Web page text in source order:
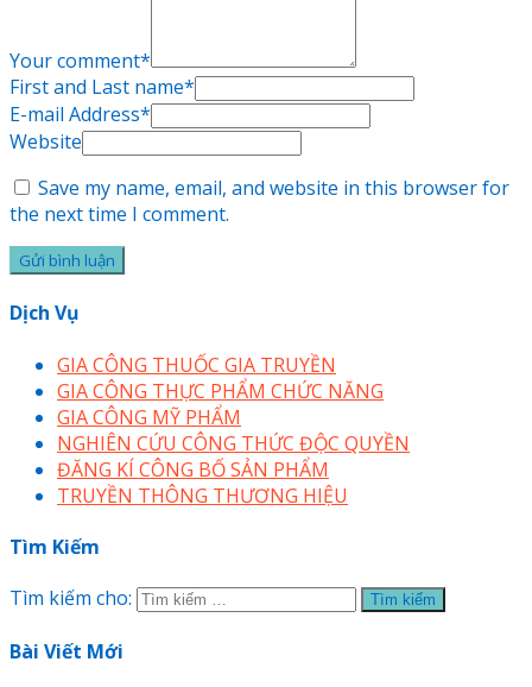
Your comment*
First and Last name*
E-mail Address*
Website
Save my name, email, and website in this browser for
the next time I comment.
Dịch Vụ
GIA CÔNG THUỐC GIA TRUYỀN
GIA CÔNG THỰC PHẨM CHỨC NĂNG
GIA CÔNG MỸ PHẨM
NGHIÊN CỨU CÔNG THỨC ĐỘC QUYỀN
ĐĂNG KÍ CÔNG BỐ SẢN PHẨM
TRUYỀN THÔNG THƯƠNG HIỆU
Tìm Kiếm
Tìm kiếm cho:
Bài Viết Mới